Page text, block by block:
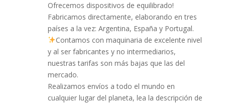
Ofrecemos dispositivos de equilibrado!
Fabricamos directamente, elaborando en tres
países a la vez: Argentina, España y Portugal.
Contamos con maquinaria de excelente nivel
y al ser fabricantes y no intermediarios,
nuestras tarifas son más bajas que las del
mercado.
Realizamos envíos a todo el mundo en
cualquier lugar del planeta, lea la descripción de